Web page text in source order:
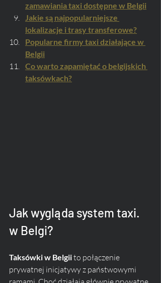
zamawiania taxi dostępne w Belgii
Jakie są najpopularniejsze
lokalizacje i trasy transferowe?
Popularne firmy taxi działające w
Belgii
Co warto zapamiętać o belgijskich
taksówkach?
Jak wygląda system taxi.
w Belgi?
Taksówki w Belgii to połączenie
prywatnej inicjatywy z państwowymi